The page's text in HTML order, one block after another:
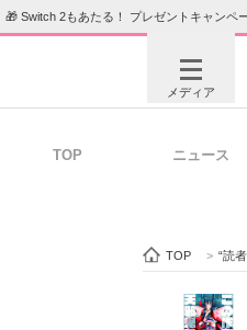
🎁 Switch 2もあたる！ プレゼントキャンペ
メディア
ビジネス
TOP ニュース
TOP > “読